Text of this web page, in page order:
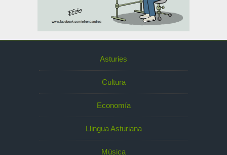
Asturies
Cultura
Economía
Llingua Asturiana
Música